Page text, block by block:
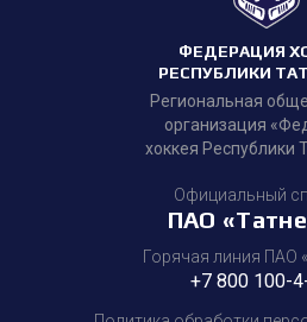
ФЕДЕРАЦИЯ
РЕСПУБЛИКИ
Региональная
организация
хоккея Республики
Официальный
ПАО
Горячая линия ПАО
+7 800 100-